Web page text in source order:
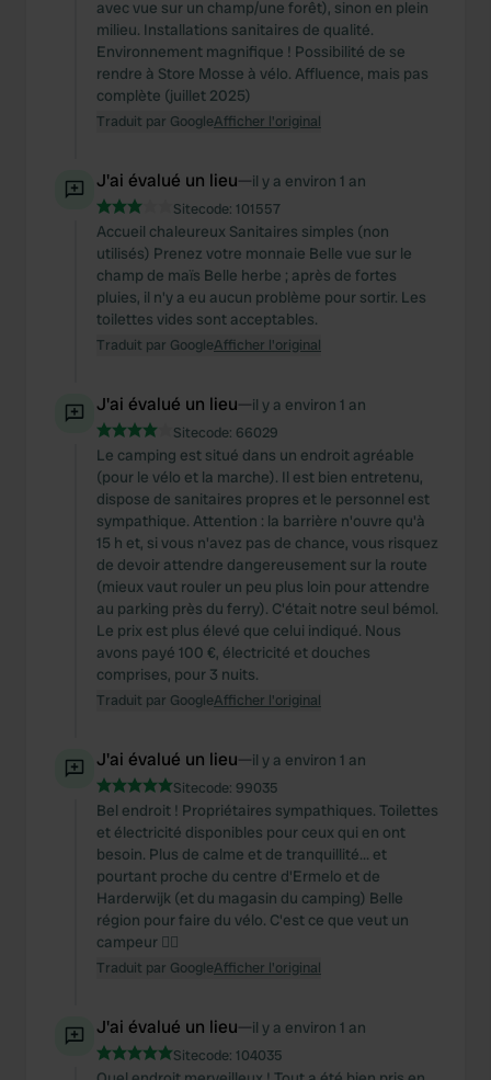
avec vue sur un champ/une forêt), sinon en plein
milieu. Installations sanitaires de qualité.
Environnement magnifique ! Possibilité de se
rendre à Store Mosse à vélo. Affluence, mais pas
complète (juillet 2025)
Traduit par GoogleAfficher l'original
J'ai évalué un lieu—il y a environ 1 an
Sitecode: 101557
Accueil chaleureux Sanitaires simples (non
utilisés) Prenez votre monnaie Belle vue sur le
champ de maïs Belle herbe ; après de fortes
pluies, il n'y a eu aucun problème pour sortir. Les
toilettes vides sont acceptables.
Traduit par GoogleAfficher l'original
J'ai évalué un lieu—il y a environ 1 an
Sitecode: 66029
Le camping est situé dans un endroit agréable
(pour le vélo et la marche). Il est bien entretenu,
dispose de sanitaires propres et le personnel est
sympathique. Attention : la barrière n'ouvre qu'à
15 h et, si vous n'avez pas de chance, vous risquez
de devoir attendre dangereusement sur la route
(mieux vaut rouler un peu plus loin pour attendre
au parking près du ferry). C'était notre seul bémol.
Le prix est plus élevé que celui indiqué. Nous
avons payé 100 €, électricité et douches
comprises, pour 3 nuits.
Traduit par GoogleAfficher l'original
J'ai évalué un lieu—il y a environ 1 an
Sitecode: 99035
Bel endroit ! Propriétaires sympathiques. Toilettes
et électricité disponibles pour ceux qui en ont
besoin. Plus de calme et de tranquillité... et
pourtant proche du centre d'Ermelo et de
Harderwijk (et du magasin du camping) Belle
région pour faire du vélo. C'est ce que veut un
campeur 👍🏻
Traduit par GoogleAfficher l'original
J'ai évalué un lieu—il y a environ 1 an
Sitecode: 104035